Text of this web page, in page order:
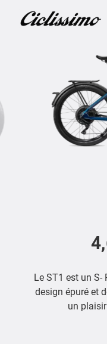
Le ST1 est un S-
design épuré et
un